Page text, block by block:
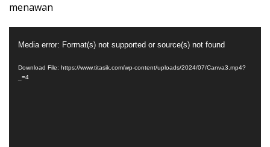
menawan
Player
Media error: Format(s) not supported or source(s) not found
Download File: https://www.titasik.com/wp-content/uploads/2024/07/Canva3.mp4?
_=4